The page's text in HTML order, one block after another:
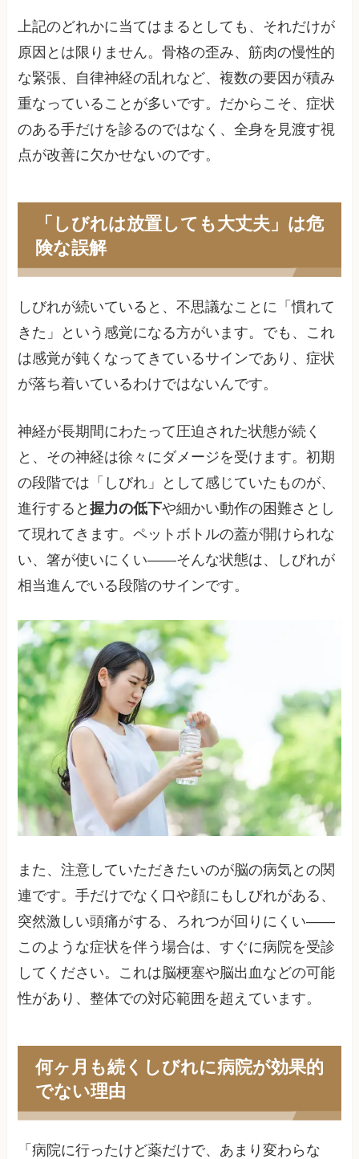
上記のどれかに当てはまるとしても、それだけが
原因とは限りません。骨格の歪み、筋肉の慢性的
な緊張、自律神経の乱れなど、複数の要因が積み
重なっていることが多いです。だからこそ、症状
のある手だけを診るのではなく、全身を見渡す視
点が改善に欠かせないのです。
「しびれは放置しても大丈夫」は危
険な誤解
しびれが続いていると、不思議なことに「慣れて
きた」という感覚になる方がいます。でも、これ
は感覚が鈍くなってきているサインであり、症状
が落ち着いているわけではないんです。
神経が長期間にわたって圧迫された状態が続く
と、その神経は徐々にダメージを受けます。初期
の段階では「しびれ」として感じていたものが、
進行すると握力の低下や細かい動作の困難さとし
て現れてきます。ペットボトルの蓋が開けられな
い、箸が使いにくい——そんな状態は、しびれが
相当進んでいる段階のサインです。
また、注意していただきたいのが脳の病気との関
連です。手だけでなく口や顔にもしびれがある、
突然激しい頭痛がする、ろれつが回りにくい——
このような症状を伴う場合は、すぐに病院を受診
してください。これは脳梗塞や脳出血などの可能
性があり、整体での対応範囲を超えています。
何ヶ月も続くしびれに病院が効果的
でない理由
「病院に行ったけど薬だけで、あまり変わらな